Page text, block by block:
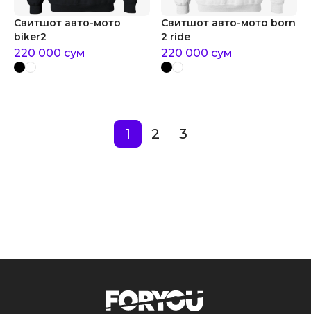
Свитшот авто-мото
biker2
220 000 сум
Свитшот авто-мото born
2 ride
220 000 сум
1 2 3